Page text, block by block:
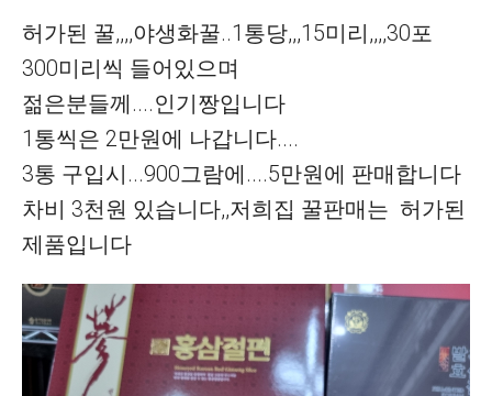
허가된 꿀,,,,야생화꿀..1통당,,,15미리,,,,30포
300미리씩 들어있으며
젊은분들께....인기짱입니다
1통씩은 2만원에 나갑니다....
3통 구입시...900그람에....5만원에 판매합니다
차비 3천원 있습니다,,저희집 꿀판매는 허가된
제품입니다